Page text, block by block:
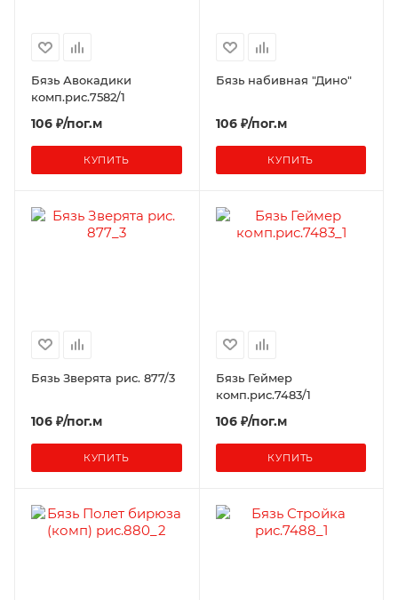
Бязь Авокадики
комп.рис.7582/1
106 ₽/пог.м
КУПИТЬ
Бязь набивная "Дино"
106 ₽/пог.м
КУПИТЬ
Бязь Зверята рис. 877/3
106 ₽/пог.м
КУПИТЬ
Бязь Геймер
комп.рис.7483/1
106 ₽/пог.м
КУПИТЬ